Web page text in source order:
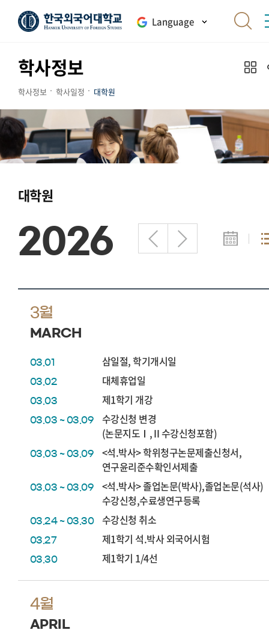
Language
학사정보
학사정보 학사일정 대학원
대학원
2026
3월
MARCH
03.01 삼일절, 학기개시일
03.02 대체휴업일
03.03 제1학기 개강
03.03 ~ 03.09
수강신청 변경
(논문지도Ⅰ,Ⅱ수강신청포함)
03.03 ~ 03.09
<석.박사> 학위청구논문제출신청서,
연구윤리준수확인서제출
03.03 ~ 03.09
<석.박사> 졸업논문(박사),졸업논문(석사)
수강신청,수료생연구등록
03.24 ~ 03.30 수강신청 취소
03.27 제1학기 석.박사 외국어시험
03.30 제1학기 1/4선
4월
APRIL